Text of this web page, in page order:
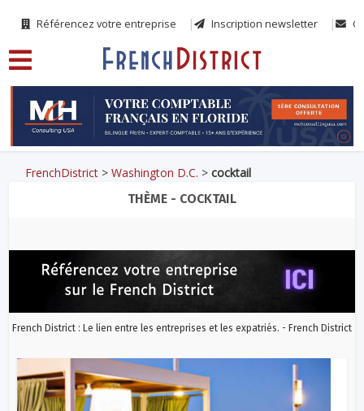
Référencez votre entreprise Inscription newsletter
FrenchDistrict >Washington D.C. >cocktail
THÈME - COCKTAIL
French District : Le lien entre les entreprises et les expatriés. - French District